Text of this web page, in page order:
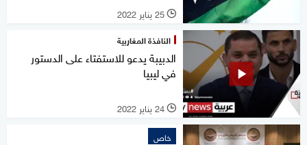
l 25 يناير 2022
النافذة المغاربية
الدبيبة يدعو للاستفتاء على الدستور
في ليبيا
l 24 يناير 2022
خاص